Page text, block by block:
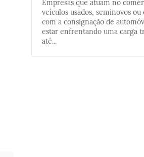
Empresas que atuam no
veículos usados, seminovos ou
com a consignação de
estar enfrentando uma carga
até...